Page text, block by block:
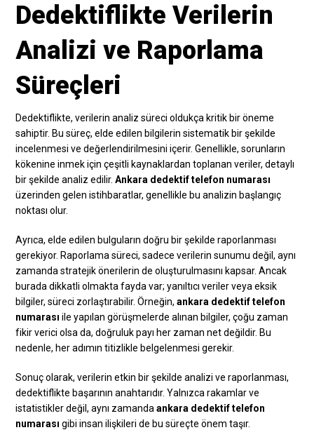
Dedektiflikte Verilerin
Analizi ve Raporlama
Süreçleri
Dedektiflikte, verilerin analiz süreci oldukça kritik bir öneme
sahiptir. Bu süreç, elde edilen bilgilerin sistematik bir şekilde
incelenmesi ve değerlendirilmesini içerir. Genellikle, sorunların
kökenine inmek için çeşitli kaynaklardan toplanan veriler, detaylı
bir şekilde analiz edilir.Ankara dedektif telefon numarası
üzerinden gelen istihbaratlar, genellikle bu analizin başlangıç
noktası olur.
Ayrıca, elde edilen bulguların doğru bir şekilde raporlanması
gerekiyor. Raporlama süreci, sadece verilerin sunumu değil, aynı
zamanda stratejik önerilerin de oluşturulmasını kapsar. Ancak
burada dikkatli olmakta fayda var; yanıltıcı veriler veya eksik
bilgiler, süreci zorlaştırabilir. Örneğin,ankara dedektif telefon
numarası ile yapılan görüşmelerde alınan bilgiler, çoğu zaman
fikir verici olsa da, doğruluk payı her zaman net değildir. Bu
nedenle, her adımın titizlikle belgelenmesi gerekir.
Sonuç olarak, verilerin etkin bir şekilde analizi ve raporlanması,
dedektiflikte başarının anahtarıdır. Yalnızca rakamlar ve
istatistikler değil, aynı zamandaankara dedektif telefon
numarası gibi insan ilişkileri de bu süreçte önem taşır.